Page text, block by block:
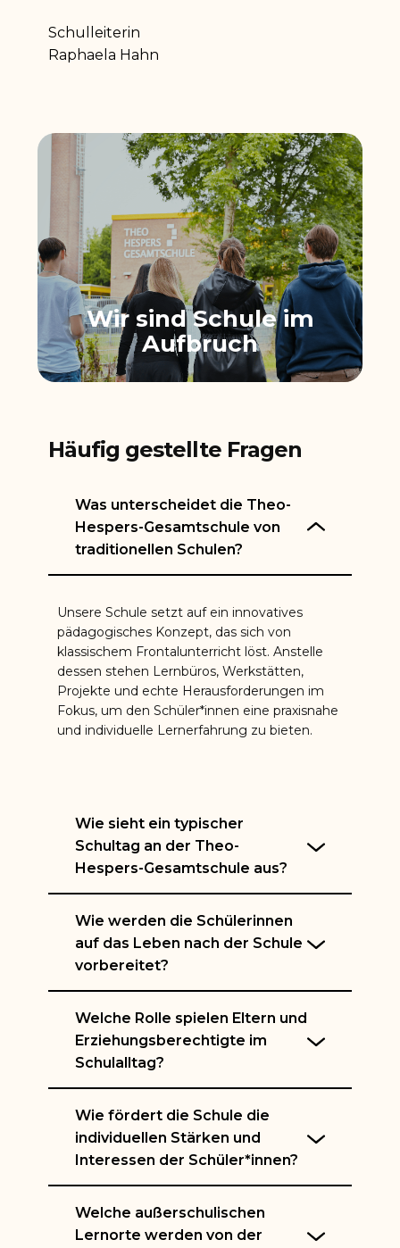
Schulleiterin
Raphaela Hahn
Wir sind Schule im
Aufbruch
Häufig gestellte Fragen
Was unterscheidet die Theo-
Hespers-Gesamtschule von
traditionellen Schulen?
Unsere Schule setzt auf ein innovatives
pädagogisches Konzept, das sich von
klassischem Frontalunterricht löst. Anstelle
dessen stehen Lernbüros, Werkstätten,
Projekte und​ echte Herausforderungen im
Fokus, um den Schüler*innen eine praxisnahe
und individuelle Lernerfahrung zu bieten.
Wie sieht ein typischer
Schultag an der Theo-
Hespers-Gesamtschule aus?
Wie werden die Schülerinnen
auf das Leben nach der Schule
vorbereitet?
Welche Rolle spielen Eltern und
Erziehungsberechtigte im
Schulalltag?
Wie fördert die Schule die
individuellen Stärken und
Interessen der Schüler*innen?
Welche außerschulischen
Lernorte werden von der